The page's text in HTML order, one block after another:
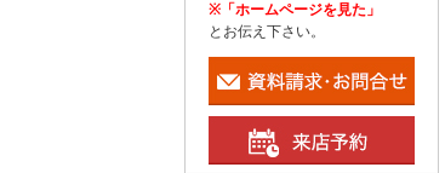
※「ホームページを見た」
とお伝え下さい。